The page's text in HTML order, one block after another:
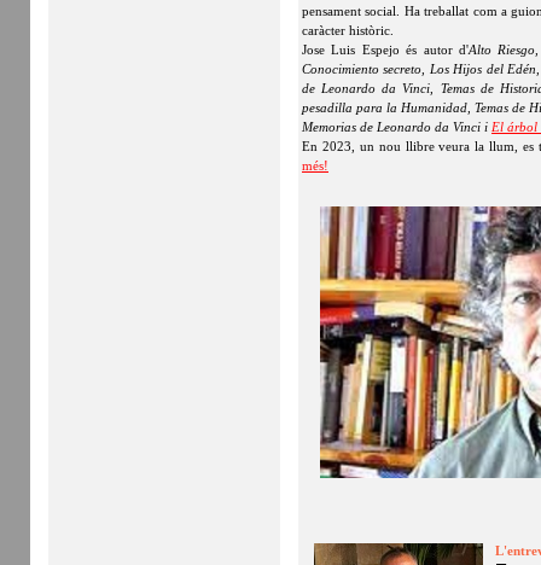
pensament social. Ha treballat com a
caràcter històric.
Jose Luis Espejo és autor d'Alto
Conocimiento secreto, Los Hijos del
de Leonardo da Vinci, Temas de
pesadilla para la Humanidad, Temas de
Memorias de Leonardo da Vinci i El árbol
En 2023, un nou llibre veura la llum, es
més!